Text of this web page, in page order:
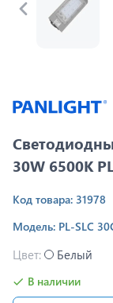
30W 6500K
Код товара: 31978
Модель: PL-SLC
Цвет: Белый
В наличии